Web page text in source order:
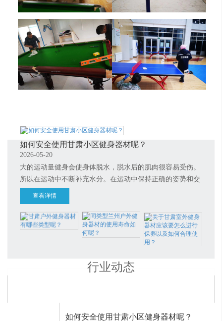
甘肃君月极兔供应链管理有限公司 兰州金汇广场
如何安全使用甘肃小区健身器材呢？
2026-05-20
大的运动量健身会使身体脱水，脱水后的肌肉很容易受伤。
所以在运动中不断补充水分。在运动中保持正确的姿势和交
查看详情
行业动态
如何安全使用甘肃小区健身器材呢？